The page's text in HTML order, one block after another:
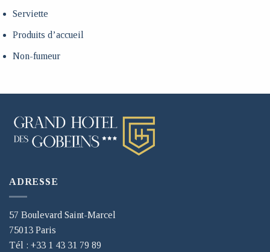
Serviette
Produits d’accueil
Non-fumeur
ADRESSE
57 Boulevard Saint-Marcel
75013 Paris
Tél : +33 1 43 31 79 89